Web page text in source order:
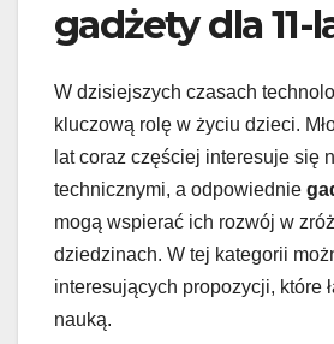
gadżety dla
W dzisiejszych czasach
kluczową rolę w życiu dzieci.
lat coraz częściej interesuje się
technicznymi, a odpowiednie
mogą wspierać ich rozwój w
dziedzinach. W tej kategorii
interesujących propozycji, które
nauką.